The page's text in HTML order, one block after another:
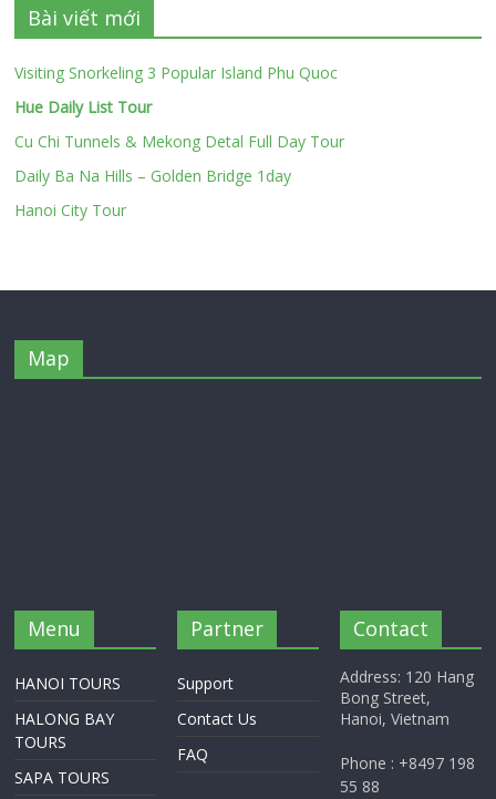
Bài viết mới
Visiting Snorkeling 3 Popular Island Phu Quoc
Hue Daily List Tour
Cu Chi Tunnels & Mekong Detal Full Day Tour
Daily Ba Na Hills – Golden Bridge 1day
Hanoi City Tour
Map
Menu
HANOI TOURS
HALONG BAY
TOURS
SAPA TOURS
Partner
Support
Contact Us
FAQ
Contact
Address: 120 Hang
Bong Street,
Hanoi, Vietnam
Phone : +8497 198
55 88